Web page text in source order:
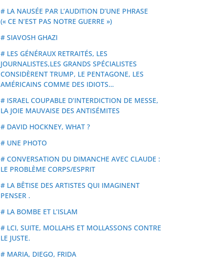
# LA NAUSÉE PAR L’AUDITION D’UNE PHRASE
(« CE N’EST PAS NOTRE GUERRE »)
# SIAVOSH GHAZI
# LES GÉNÉRAUX RETRAITÉS, LES
JOURNALISTES,LES GRANDS SPÉCIALISTES
CONSIDÈRENT TRUMP, LE PENTAGONE, LES
AMÉRICAINS COMME DES IDIOTS…
# ISRAEL COUPABLE D’INTERDICTION DE MESSE,
LA JOIE MAUVAISE DES ANTISÉMITES
# DAVID HOCKNEY, WHAT ?
# UNE PHOTO
# CONVERSATION DU DIMANCHE AVEC CLAUDE :
LE PROBLÈME CORPS/ESPRIT
# LA BÊTISE DES ARTISTES QUI IMAGINENT
PENSER .
# LA BOMBE ET L’ISLAM
# LCI, SUITE, MOLLAHS ET MOLLASSONS CONTRE
LE JUSTE.
# MARIA, DIEGO, FRIDA